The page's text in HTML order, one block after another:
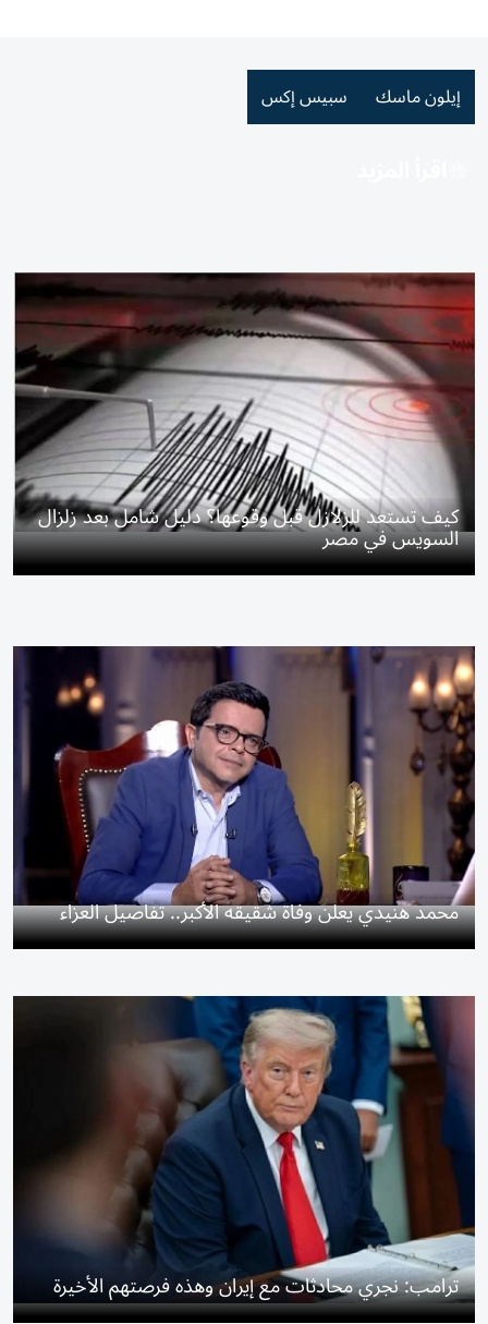
إيلون ماسك سبيس إكس
كيف تستعد للزلازل قبل وقوعها؟ دليل شامل بعد زلزال
السويس في مصر
محمد هنيدي يعلن وفاة شقيقه الأكبر.. تفاصيل العزاء
ترامب: نجري محادثات مع إيران وهذه فرصتهم الأخيرة